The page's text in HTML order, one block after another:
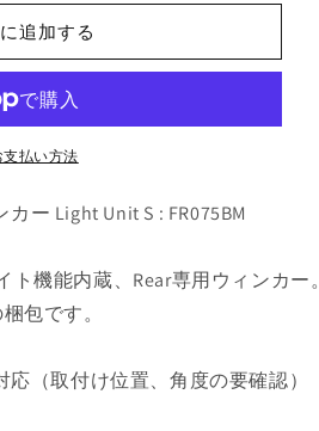
追加する
支払い方法
ー Light Unit S : FR075BM
機能内蔵、 Rear専用ウィンカー。
包です。
（取付け位置、角度の要確認）